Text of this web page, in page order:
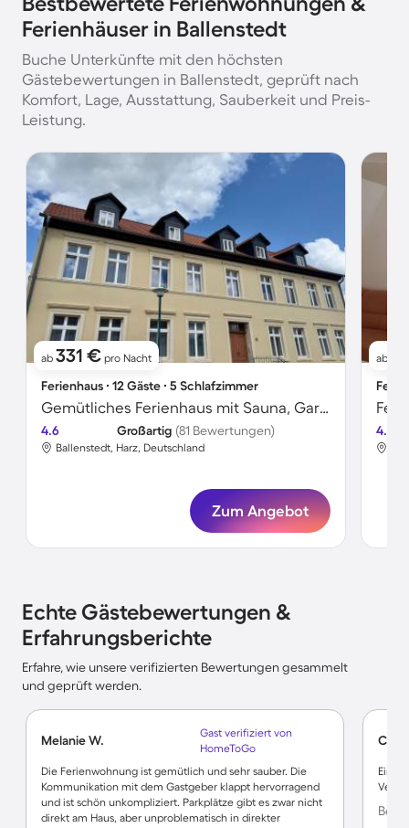
Ferienhäuser in Ballenstedt
Buche Unterkünfte mit den höchsten
Gästebewertungen in Ballenstedt, geprüft nach
Komfort, Lage, Ausstattung, Sauberkeit und Preis-
Leistung.
ab 331 € pro Nacht
Ferienhaus ∙ 12 Gäste ∙ 5 Schlafzimmer
Gemütliches Ferienhaus mit Sauna, Garten und Terrasse | Haustierfreundlich
4.6 Großartig (81 Bewertungen)
Ballenstedt, Harz, Deutschland
Zum Angebot
ab
4.8
Echte Gästebewertungen &
Erfahrungsberichte
Erfahre, wie unsere verifizierten Bewertungen gesammelt
und geprüft werden.
Melanie W.
Gast verifiziert von
HomeToGo
Die Ferienwohnung ist gemütlich und sehr sauber. Die
Kommunikation mit dem Gastgeber klappt hervorragend
und ist schön unkompliziert. Parkplätze gibt es zwar nicht
direkt am Haus, aber unproblematisch in direkter
Eine